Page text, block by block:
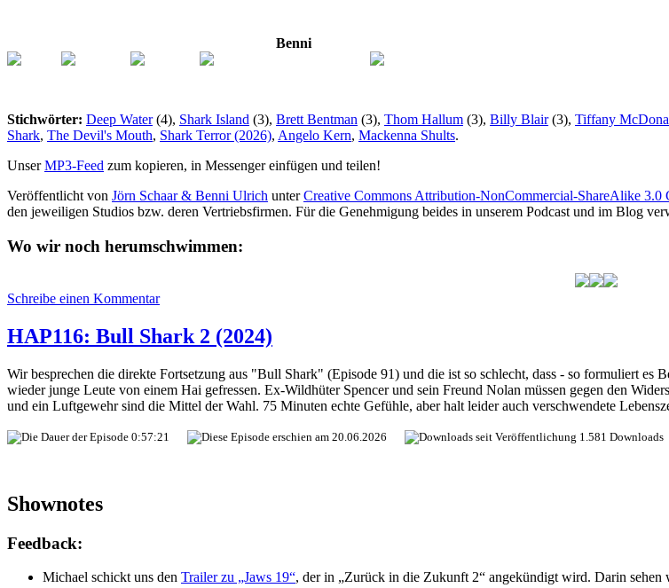
Benni
Stichwörter: Deep Water(4), Shark Island (3), Brett Bentman (3), Thom Hallum (3), Billy Blair(3), Tiffany
Shark, The Devil's Mouth, Shark Terror (2026), Angelo Kern, Mackenna Shults.
UnserMP3-Feed zum kopieren, in Messenger einfügen und teilen!
Veröffentlicht von Jörn Schaar & Benni Ulrich unterCreative Commons Attribution-NonCommercial-ShareAlike 3.0
den jeweiligen Studios bzw. deren Vertriebsfirmen. Für die Genehmigung beides in unserem Podcast und im Blog
Wo wir noch herumschwimmen:
Schreibe einen Kommentarzu
Shark
(2024)
HAP116: Bull Shark 2 (2024)
Wir besprechen die direkte Fortsetzung aus "Bull Shark" (Episode 91) und die ist so schlecht, dass - so formuliert
wieder junge Leute von einem Hai gefressen. Ex-Wildhüter Spencer und sein Freund Nolan müssen gegen den
und ein Luftgewehr sind die Mittel der Wahl. 75 Minuten echte Gefühle, aber halt leider auch verschwendete
0:57:21 20.06.2026 1.581 Downloads
Shownotes
Feedback:
Michael schickt uns den Trailer zu „Jaws 19“, der in „Zurück in die Zukunft 2“ angekündigt wird. Darin